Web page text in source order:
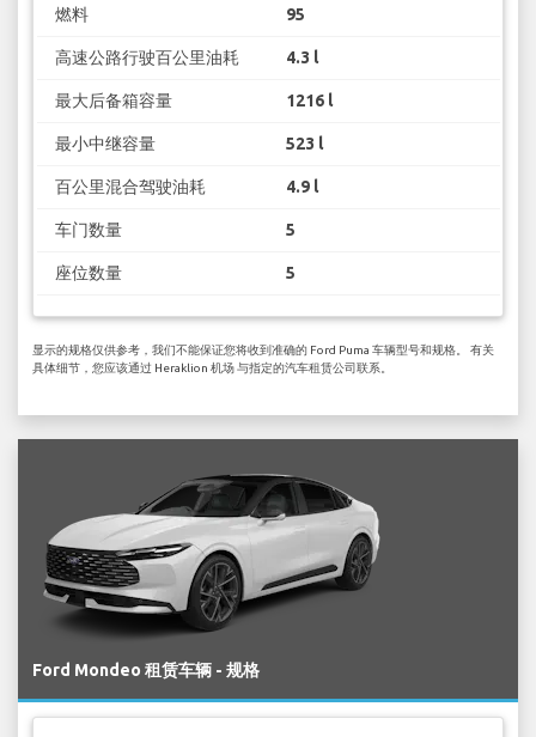
燃料 95
高速公路行驶百公里油耗 4.3 l
最大后备箱容量 1216 l
最小中继容量 523 l
百公里混合驾驶油耗 4.9 l
车门数量 5
座位数量 5
显示的规格仅供参考，我们不能保证您将收到准确的 Ford Puma 车辆型号和规格。 有关
具体细节，您应该通过 Heraklion 机场 与指定的汽车租赁公司联系。
Ford Mondeo 租赁车辆 - 规格